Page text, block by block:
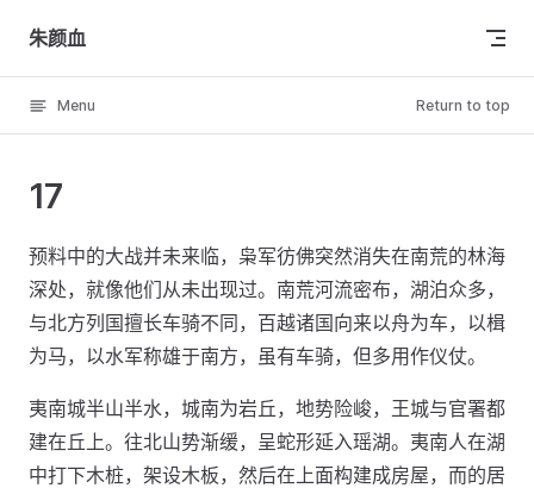
Skip to content
朱颜血
Menu Return to top
17
预料中的大战并未来临，枭军彷佛突然消失在南荒的林海
深处，就像他们从未出现过。南荒河流密布，湖泊众多，
与北方列国擅长车骑不同，百越诸国向来以舟为车，以楫
为马，以水军称雄于南方，虽有车骑，但多用作仪仗。
夷南城半山半水，城南为岩丘，地势险峻，王城与官署都
建在丘上。往北山势渐缓，呈蛇形延入瑶湖。夷南人在湖
中打下木桩，架设木板，然后在上面构建成房屋，而的居